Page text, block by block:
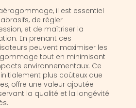
il est essentiel
de régler
et de maîtriser la
En prenant ces
peuvent maximiser les
tout en minimisant
environnementaux. Ce
plus coûteux que
offre une valeur ajoutée
la qualité et la longévité